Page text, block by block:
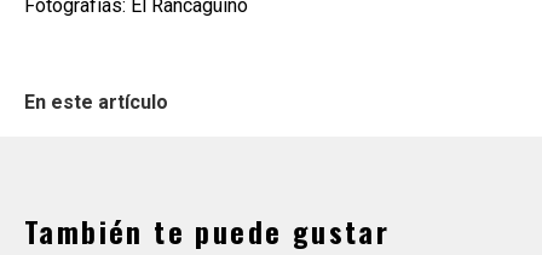
Fotografías: El Rancagüino
En este artículo
También te puede gustar